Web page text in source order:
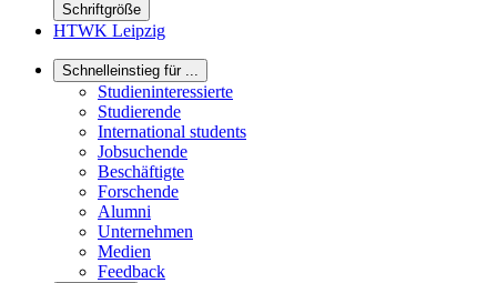
Schriftgröße
HTWK Leipzig
Schnelleinstieg für ...
Studieninteressierte
Studierende
International students
Jobsuchende
Beschäftigte
Forschende
Alumni
Unternehmen
Medien
Feedback